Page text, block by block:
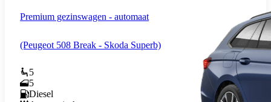
Premium gezinswagen - automaat
(Peugeot 508 Break - Skoda Superb)
5
5
Diesel